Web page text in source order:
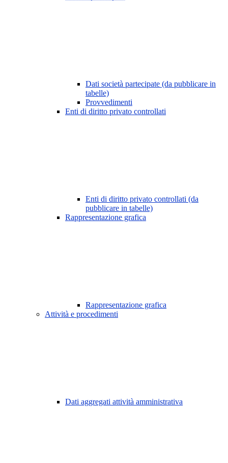
Dati società partecipate (da pubblicare in
tabelle)
Provvedimenti
Enti di diritto privato controllati
Enti di diritto privato controllati (da
pubblicare in tabelle)
Rappresentazione grafica
Rappresentazione grafica
Attività e procedimenti
Dati aggregati attività amministrativa